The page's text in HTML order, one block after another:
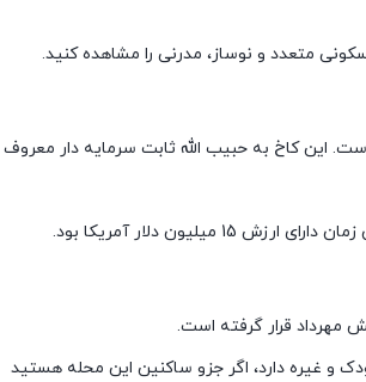
متعدد و نوساز، مدرنی را مشاهده کنید.
این کاخ به حبیب الله ثابت سرمایه دار معروف
دلار آمریکا بود.
مهرداد قرار گرفته است.
غیره دارد، اگر جزو ساکنین این محله هستید